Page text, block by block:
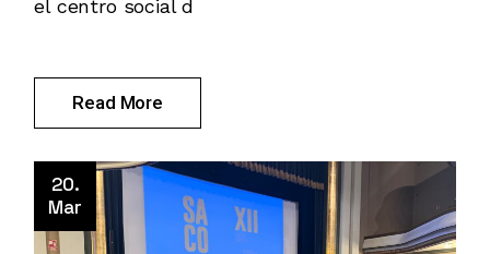
el centro social d
Read More
20.
Mar